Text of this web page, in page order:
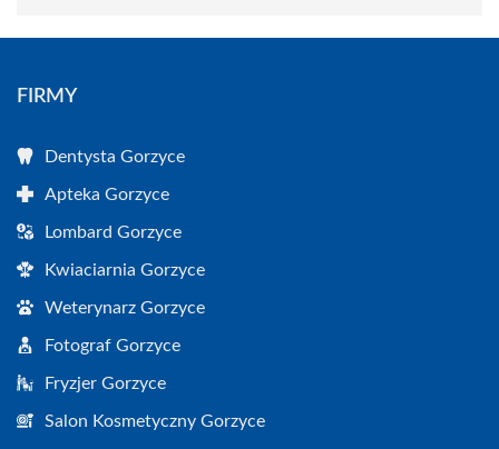
FIRMY
Dentysta Gorzyce
Apteka Gorzyce
Lombard Gorzyce
Kwiaciarnia Gorzyce
Weterynarz Gorzyce
Fotograf Gorzyce
Fryzjer Gorzyce
Salon Kosmetyczny Gorzyce